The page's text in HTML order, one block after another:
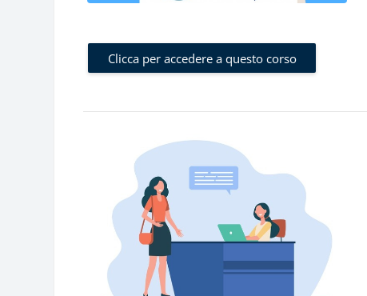
Clicca per accedere a questo corso